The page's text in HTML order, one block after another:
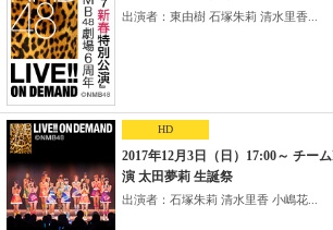
出演者：東由樹 石塚朱莉 清水里香...
HD
2017年12月3日（日）17:00～ チー
演 太田夢莉 生誕祭
出演者：石塚朱莉 清水里香 小嶋花...